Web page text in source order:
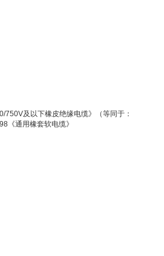
及以下橡皮绝缘电缆》（等同于：
《通用橡套软电缆》